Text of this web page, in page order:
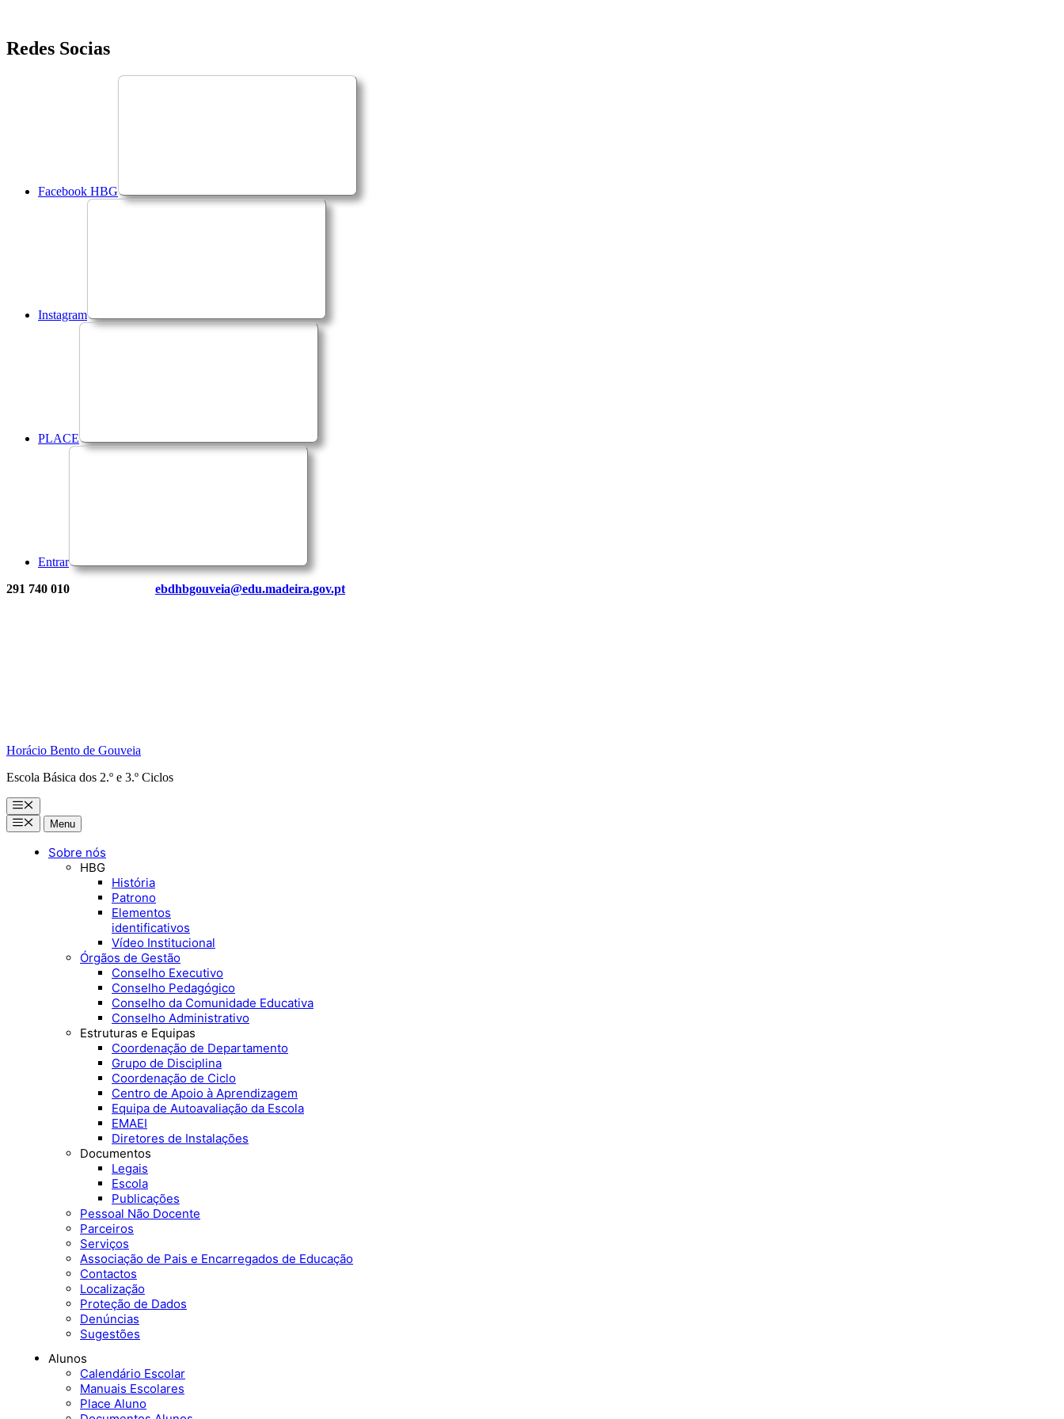
Saltar
para
Redes Socias
Facebook HBG
Instagram
PLACE
Entrar
291 740 010 ebdhbgouveia@edu.madeira.gov.pt
Horácio Bento de Gouveia
Escola Básica dos 2.º e 3.º Ciclos
Menu
MenuMenu
Sobre nós
HBG
História
Patrono
Elementos
identificativos
Vídeo Institucional
Órgãos de Gestão
Conselho Executivo
Conselho Pedagógico
Conselho da Comunidade Educativa
Conselho Administrativo
Estruturas e Equipas
Coordenação de Departamento
Grupo de Disciplina
Coordenação de Ciclo
Centro de Apoio à Aprendizagem
Equipa de Autoavaliação da Escola
EMAEI
Diretores de Instalações
Documentos
Legais
Escola
Publicações
Pessoal Não Docente
Parceiros
Serviços
Associação de Pais e Encarregados de Educação
Contactos
Localização
Proteção de Dados
Denúncias
Sugestões
Alunos
Calendário Escolar
Manuais Escolares
Place Aluno